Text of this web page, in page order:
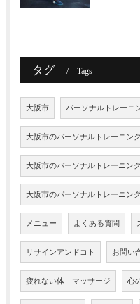
タグ Tags
大阪市 パーソナルトレーニ
大阪市のパーソナルトレーニン
大阪市のパーソナルトレーニン
大阪市のパーソナルトレーニン
メニュー よくある質問
リサインアンドコト お問い
疲れない体 マッサージ 心